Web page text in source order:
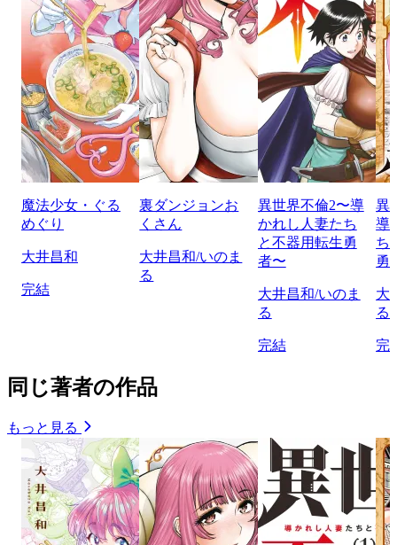
魔法少女・ぐる
めぐり
大井昌和
完結
裏ダンジョンお
くさん
大井昌和/いのま
る
異世界不倫2〜導
かれし人妻たち
と不器用転生勇
者〜
大井昌和/いのま
る
完結
異
導
ち
勇
大
る
完
同じ著者の作品
もっと見る